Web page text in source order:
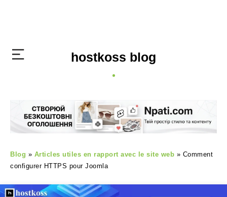
hostkoss blog
Blog » Articles utiles en rapport avec le site web » Comment
configurer HTTPS pour Joomla